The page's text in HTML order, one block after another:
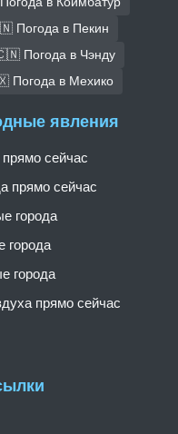
Погода в Пекин
Погода в Чэнду
Погода в Мехико
явления
сейчас
прямо сейчас
города
города
города
прямо сейчас